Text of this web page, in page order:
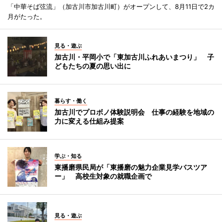
「中華そば弦流」（加古川市加古川町）がオープンして、8月11日で2カ
月がたった。
見る・遊ぶ
加古川・平岡小で「東加古川ふれあいまつり」 子
どもたちの夏の思い出に
暮らす・働く
加古川でプロボノ体験説明会 仕事の経験を地域の
力に変える仕組み提案
学ぶ・知る
東播磨県民局が「東播磨の魅力企業見学バスツア
ー」 高校生対象の就職企画で
見る・遊ぶ